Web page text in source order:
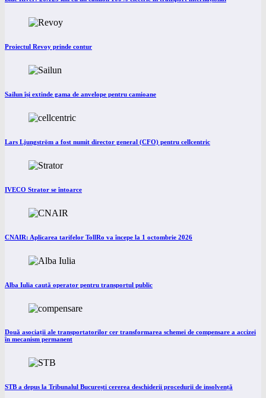
Proiectul Revoy prinde contur
Sailun își extinde gama de anvelope pentru camioane
Lars Ljungström a fost numit director general (CFO) pentru cellcentric
IVECO Strator se întoarce
CNAIR: Aplicarea tarifelor TollRo va începe la 1 octombrie 2026
Alba Iulia caută operator pentru transportul public
Două asociații ale transportatorilor cer transformarea schemei de compensare a accizei
în mecanism permanent
STB a depus la Tribunalul București cererea deschiderii procedurii de insolvență